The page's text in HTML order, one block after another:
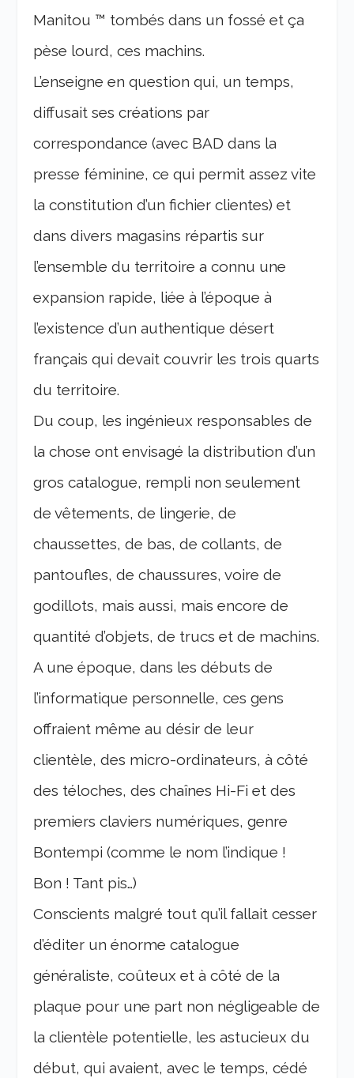
Manitou ™ tombés dans un fossé et ça
pèse lourd, ces machins.
L’enseigne en question qui, un temps,
diffusait ses créations par
correspondance (avec BAD dans la
presse féminine, ce qui permit assez vite
la constitution d’un fichier clientes) et
dans divers magasins répartis sur
l’ensemble du territoire a connu une
expansion rapide, liée à l’époque à
l’existence d’un authentique désert
français qui devait couvrir les trois quarts
du territoire.
Du coup, les ingénieux responsables de
la chose ont envisagé la distribution d’un
gros catalogue, rempli non seulement
de vêtements, de lingerie, de
chaussettes, de bas, de collants, de
pantoufles, de chaussures, voire de
godillots, mais aussi, mais encore de
quantité d’objets, de trucs et de machins.
A une époque, dans les débuts de
l’informatique personnelle, ces gens
offraient même au désir de leur
clientèle, des micro-ordinateurs, à côté
des téloches, des chaînes Hi-Fi et des
premiers claviers numériques, genre
Bontempi (comme le nom l’indique !
Bon ! Tant pis…)
Conscients malgré tout qu’il fallait cesser
d’éditer un énorme catalogue
généraliste, coûteux et à côté de la
plaque pour une part non négligeable de
la clientèle potentielle, les astucieux du
début, qui avaient, avec le temps, cédé